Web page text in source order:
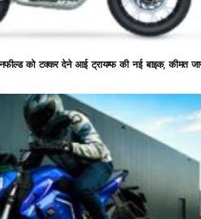
को टक्कर देने आई ट्रायम्फ की नई बाइक, कीमत